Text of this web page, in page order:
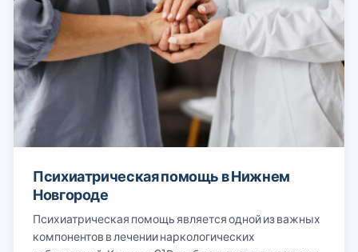
Психиатрическая помощь в Нижнем
Новгороде
Психиатрическая помощь является одной из важных
компонентов в лечении наркологических